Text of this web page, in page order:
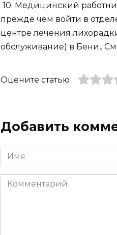
10. Медицинский
прежде чем войти в
центре лечения
обслуживание) в Бени,.
Оцените статью
Добавить
Имя
*
Комментарий